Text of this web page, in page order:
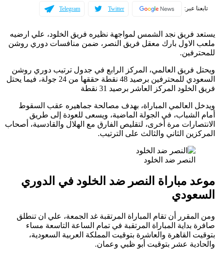
Twitter
Telegram
نجد الشمس لمواجهة نظيره فريق الخلود، علي ارضيه
بارك معقل فريق النصر، ضمن منافسات دوري روشن
العالمي، المركز الرابع في جدول ترتيب دوري روشن
السعودي للمحترفين برصيد 48 نقطة حققها من 24 جولة، فيما يحتل
المركز العاشر برصيد 31 نقطة
المباراة، بهدف مصالحة جماهيره عقب السقوط
في الجولة الماضية، ويسعى للعودة إلى طريق
مرة أخرى، لتقليص الفارق مع الهلال والقادسية، أصحاب
الثاني والثالث على الترتيب.
ضد الخلود
مباراة النصر ضد الخلود في الدوري
أن تقام المباراة المرتقبة غد الجمعة، علي ان تنطلق
المباراة المرتقبة في تمام الساعة التاسعة مساء
القاهرة والعاشرة بتوقيت المملكة العربية السعودية،
عشر بتوقيت أبو ظبي وعمان.